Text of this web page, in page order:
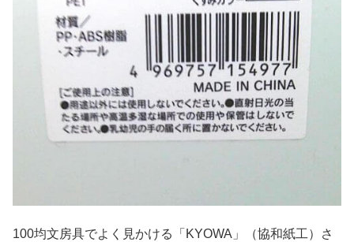
100均文房具でよく見かける「KYOWA」（協和紙工 ）さ